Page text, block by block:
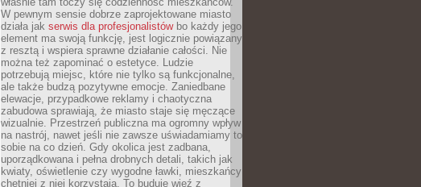
W pewnym sensie dobrze zaprojektowane miasto
działa jak serwis dla profesjonalistówbo każdy jego
element ma swoją funkcję, jest logicznie powiązany
z resztą i wspiera sprawne działanie całości. Nie
można też zapominać o estetyce. Ludzie
potrzebują miejsc, które nie tylko są funkcjonalne,
ale także budzą pozytywne emocje. Zaniedbane
elewacje, przypadkowe reklamy i chaotyczna
zabudowa sprawiają, że miasto staje się męczące
wizualnie. Przestrzeń publiczna ma ogromny wpływ
na nastrój, nawet jeśli nie zawsze uświadamiamy to
sobie na co dzień. Gdy okolica jest zadbana,
uporządkowana i pełna drobnych detali, takich jak
kwiaty, oświetlenie czy wygodne ławki, mieszkańcy
chętniej z niej korzystają. To buduje więź z